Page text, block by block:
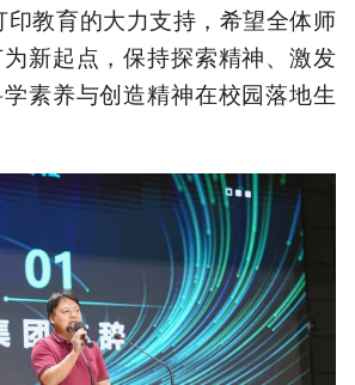
教育的大力支持，希望全体师
新起点，保持探索精神、激发
素养与创造精神在校园落地生